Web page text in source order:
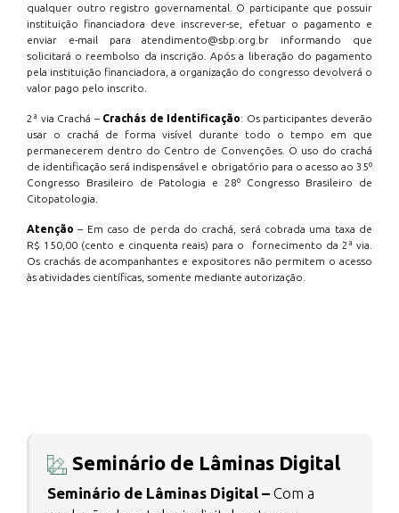
qualquer outro registro governamental. O participante que possuir
instituição financiadora deve inscrever-se, efetuar o pagamento e
enviar e-mail para atendimento@sbp.org.br informando que
solicitará o reembolso da inscrição. Após a liberação do pagamento
pela instituição financiadora, a organização do congresso devolverá o
valor pago pelo inscrito.
2ª via Crachá – Crachás de Identificação: Os participantes deverão
usar o crachá de forma visível durante todo o tempo em que
permanecerem dentro do Centro de Convenções. O uso do crachá
de identificação será indispensável e obrigatório para o acesso ao 35º
Congresso Brasileiro de Patologia e 28º Congresso Brasileiro de
Citopatologia.
Atenção – Em caso de perda do crachá, será cobrada uma taxa de
R$ 150,00 (cento e cinquenta reais) para o fornecimento da 2ª via.
Os crachás de acompanhantes e expositores não permitem o acesso
às atividades científicas, somente mediante autorização.
Seminário de Lâminas Digital
Seminário de Lâminas Digital – Com a